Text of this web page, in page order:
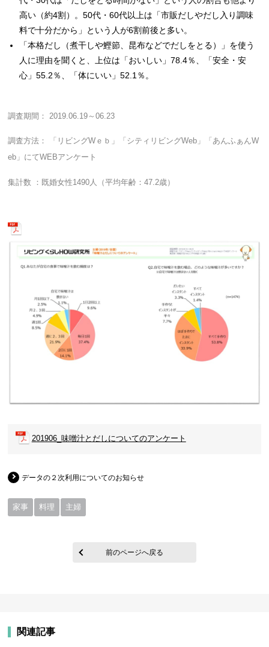
高い（約4割）。50代・60代以上は「市販だしやだし入り調味
料で十分だから」という人が6割前後と多い。
「本格だし（煮干しや鰹節、昆布などでだしをとる）」を使う
人に理由を聞くと、上位は「おいしい」78.4％、「安全・安
心」55.2％、「体にいい」52.1％。
調査期間： 2019.06.19～06.23
調査方法： 「リビングWｅｂ」「シティリビングWeb」「あんふぁんW
eb」にてWEBアンケート
集計数 ：既婚女性1490人（平均年齢：47.2歳）
201906_味噌汁とだしについてのアンケート
データの２次利用についてのお知らせ
家事 料理 主婦
前のページへ戻る
関連記事